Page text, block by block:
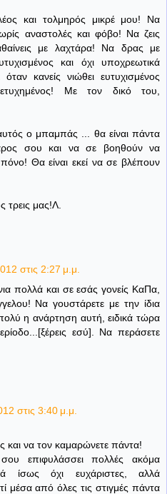
και τολμηρός μικρέ μου! Να
αναστολές και φόβο! Να ζεις
με λαχτάρα! Να δρας με
και όχι υποχρεωτικά
κανείς νιώθει ευτυχισμένος
Με τον δικό του,
ο μπαμπάς ... θα είναι πάντα
σου και να σε βοηθούν να
Θα είναι εκεί να σε βλέπουν
τρεις μας!Λ.
στις 2:27 μ.μ.
πολλά και σε εσάς γονείς ΚαΠα,
Να γουστάρετε με την ίδια
η ανάρτηση αυτή, ειδικά τώρα
εσύ]. Να περάσετε
στις 3:40 μ.μ.
και να τον καμαρώνετε πάντα!
επιφυλάσσει πολλές ακόμα
ίσως όχι ευχάριστες, αλλά
μέσα από όλες τις στιγμές πάντα